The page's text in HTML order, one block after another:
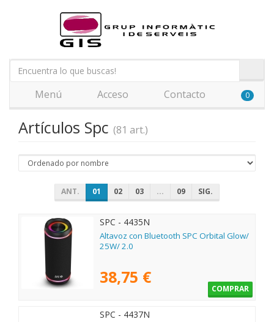
Menú Acceso Contacto 0
Artículos Spc (81 art.)
ANT. 01 02 03 ... 09 SIG.
SPC - 4435N
Altavoz con Bluetooth SPC Orbital Glow/
25W/ 2.0
38,75 €
COMPRAR
SPC - 4437N